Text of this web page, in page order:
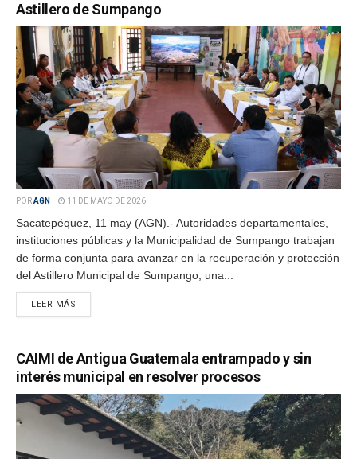
Astillero de Sumpango
PORAGN 11 DE MAYO DE 2026
Sacatepéquez, 11 may (AGN).- Autoridades departamentales,
instituciones públicas y la Municipalidad de Sumpango trabajan
de forma conjunta para avanzar en la recuperación y protección
del Astillero Municipal de Sumpango, una...
LEER MÁS
CAIMI de Antigua Guatemala entrampado y sin
interés municipal en resolver procesos